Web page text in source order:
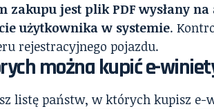
zakupu jest plik PDF wysłany
użytkownika w systemie.
rejestracyjnego pojazdu.
można kupić e-
listę państw, w których kupisz